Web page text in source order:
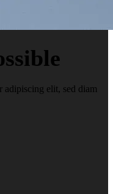
adipiscing elit, sed diam